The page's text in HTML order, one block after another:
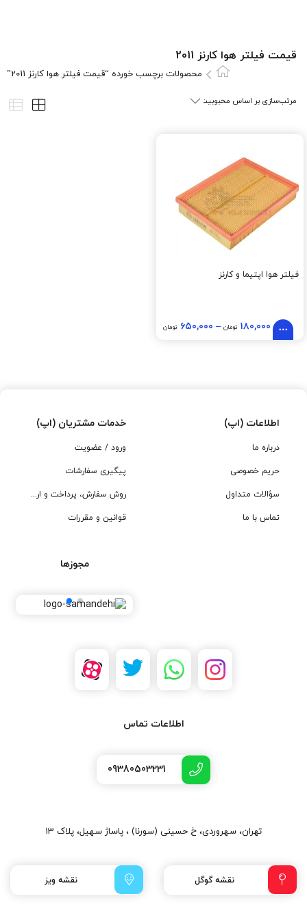
قیمت فیلتر هوا کارنز 2011
محصولات برچسب خورده “قیمت فیلتر هوا کارنز 2011”
فیلتر هوا اپتیما و کارنز
۱۸۰,۰۰۰ تومان– ۶۵۰,۰۰۰ تومان
اطلاعات (اپ)
درباره ما
حریم خصوصی
سؤالات متداول
تماس با ما
خدمات مشتریان (اپ)
ورود / عضویت
پیگیری سفارشات
روش سفارش، پرداخت و ارسال
قوانین و مقررات
مجوزها
اطلاعات تماس
09380503231
تهران، سهروردی، خ حسینی (سورنا) ، پاساژ سهیل، پلاک 13
نقشه گوگل نقشه ویز